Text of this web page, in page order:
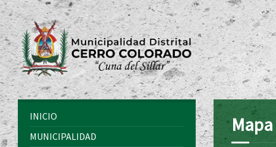
INICIO
MUNICIPALIDAD